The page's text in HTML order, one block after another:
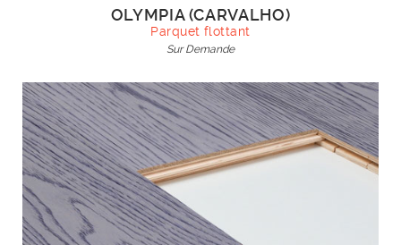
OLYMPIA (CARVALHO)
Parquet flottant
Sur Demande